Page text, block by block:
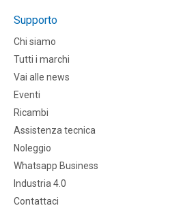
Supporto
Chi siamo
Tutti i marchi
Vai alle news
Eventi
Ricambi
Assistenza tecnica
Noleggio
Whatsapp Business
Industria 4.0
Contattaci